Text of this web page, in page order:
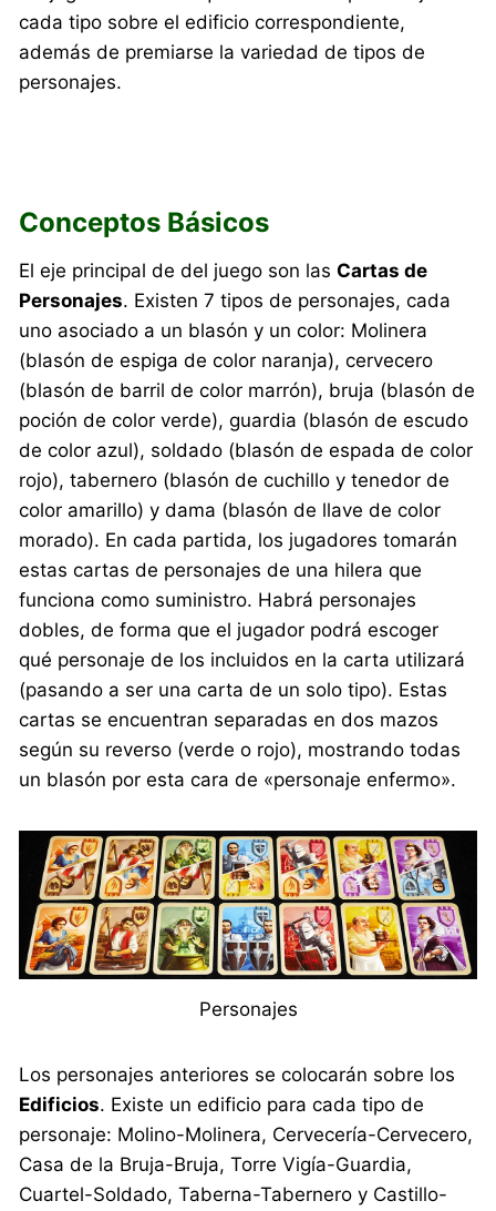
cada tipo sobre el edificio correspondiente,
además de premiarse la variedad de tipos de
personajes.
Conceptos Básicos
El eje principal de del juego son lasCartas de
Personajes. Existen 7 tipos de personajes, cada
uno asociado a un blasón y un color: Molinera
(blasón de espiga de color naranja), cervecero
(blasón de barril de color marrón), bruja (blasón de
poción de color verde), guardia (blasón de escudo
de color azul), soldado (blasón de espada de color
rojo), tabernero (blasón de cuchillo y tenedor de
color amarillo) y dama (blasón de llave de color
morado). En cada partida, los jugadores tomarán
estas cartas de personajes de una hilera que
funciona como suministro. Habrá personajes
dobles, de forma que el jugador podrá escoger
qué personaje de los incluidos en la carta utilizará
(pasando a ser una carta de un solo tipo). Estas
cartas se encuentran separadas en dos mazos
según su reverso (verde o rojo), mostrando todas
un blasón por esta cara de «personaje enfermo».
Personajes
Los personajes anteriores se colocarán sobre los
Edificios. Existe un edificio para cada tipo de
personaje: Molino-Molinera, Cervecería-Cervecero,
Casa de la Bruja-Bruja, Torre Vigía-Guardia,
Cuartel-Soldado, Taberna-Tabernero y Castillo-